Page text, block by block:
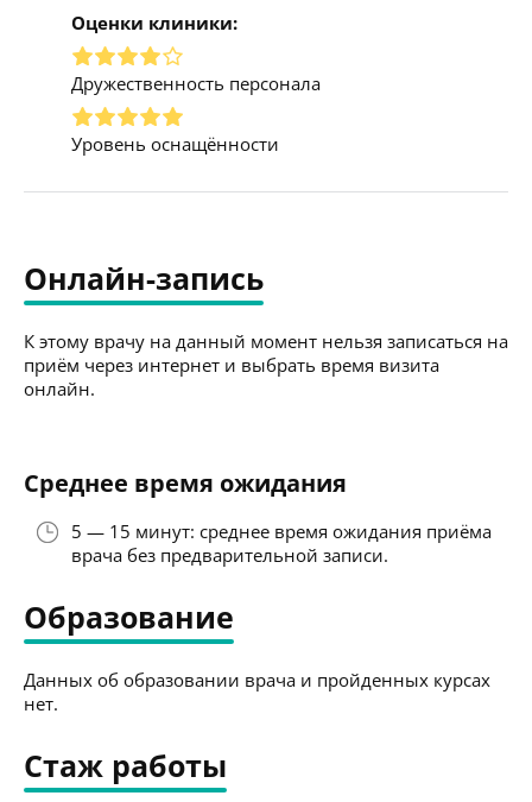
Оценки клиники:
Дружественность персонала
Уровень оснащённости
Онлайн-запись
К этому врачу на данный момент нельзя записаться на
приём через интернет и выбрать время визита
онлайн.
Среднее время ожидания
5 — 15 минут: среднее время ожидания приёма
врача без предварительной записи.
Образование
Данных об образовании врача и пройденных курсах
нет.
Стаж работы